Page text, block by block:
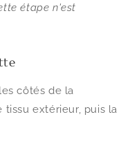
étape n'est
côtés de la
extérieur, puis la